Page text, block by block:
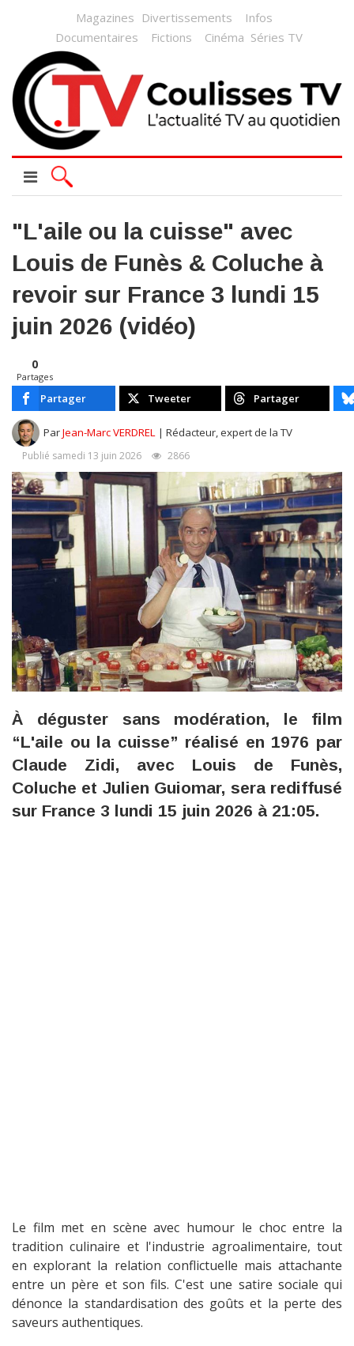
Magazines Divertissements
Infos
Documentaires
Fictions Cinéma Séries TV
"L'aile ou la cuisse" avec
Louis de Funès & Coluche à
revoir sur France 3 lundi 15
juin 2026 (vidéo)
0
Partages
Partager Tweeter Partager
ParJean-Marc VERDREL | Rédacteur, expert de la TV
Publié samedi 13 juin 2026 2866
À déguster sans modération, le film
“L'aile ou la cuisse” réalisé en 1976 par
Claude Zidi, avec Louis de Funès,
Coluche et Julien Guiomar, sera rediffusé
sur France 3 lundi 15 juin 2026 à 21:05.
Le film met en scène avec humour le choc entre la
tradition culinaire et l'industrie agroalimentaire, tout
en explorant la relation conflictuelle mais attachante
entre un père et son fils. C'est une satire sociale qui
dénonce la standardisation des goûts et la perte des
saveurs authentiques.